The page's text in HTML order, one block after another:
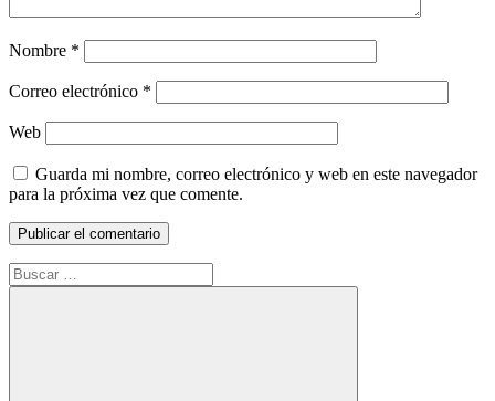
Nombre *
Correo electrónico *
Web
Guarda mi nombre, correo electrónico y web en este navegador
para la próxima vez que comente.
Buscar: